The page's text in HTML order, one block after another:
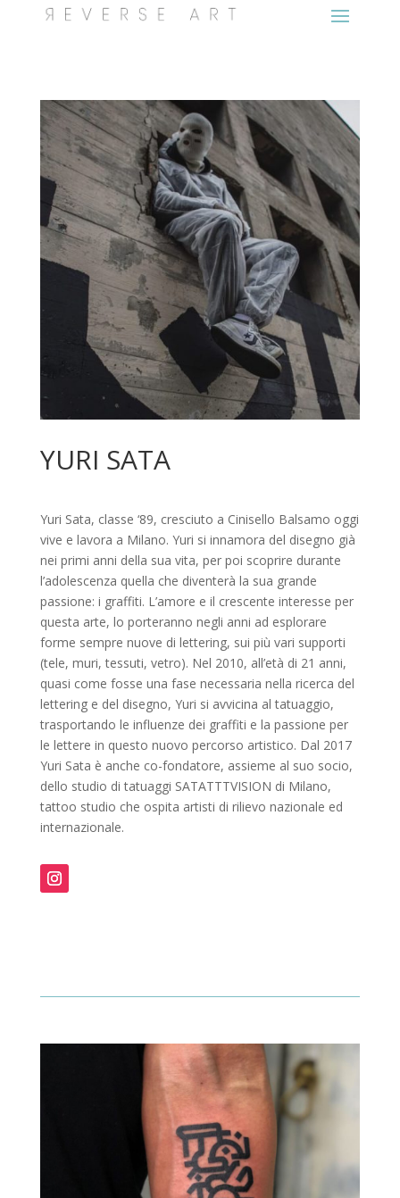
YURI SATA
Yuri Sata, classe ‘89, cresciuto a Cinisello Balsamo oggi
vive e lavora a Milano. Yuri si innamora del disegno già
nei primi anni della sua vita, per poi scoprire durante
l’adolescenza quella che diventerà la sua grande
passione: i graffiti. L’amore e il crescente interesse per
questa arte, lo porteranno negli anni ad esplorare
forme sempre nuove di lettering, sui più vari supporti
(tele, muri, tessuti, vetro). Nel 2010, all’età di 21 anni,
quasi come fosse una fase necessaria nella ricerca del
lettering e del disegno, Yuri si avvicina al tatuaggio,
trasportando le influenze dei graffiti e la passione per
le lettere in questo nuovo percorso artistico. Dal 2017
Yuri Sata è anche co-fondatore, assieme al suo socio,
dello studio di tatuaggi SATATTTVISION di Milano,
tattoo studio che ospita artisti di rilievo nazionale ed
internazionale.